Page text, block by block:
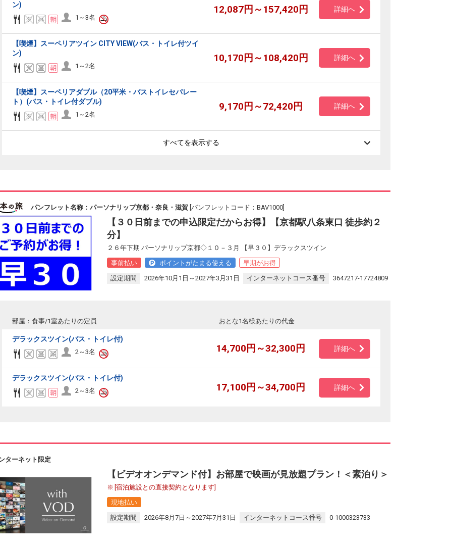
ン)
1～3名
12,087円～157,420円 詳細へ
【喫煙】スーペリアツイン CITY VIEW(バス・トイレ付ツイ
ン)
1～2名
10,170円～108,420円 詳細へ
【喫煙】スーペリアダブル（20平米・バストイレセパレー
ト）(バス・トイレ付ダブル)
1～2名
9,170円～72,420円 詳細へ
すべてを表示する
パンフレット名称：パーソナリップ京都・奈良・滋賀 [パンフレットコード：BAV1000]
【３０日前までの申込限定だからお得】【京都駅八条東口 徒歩約２
分】
２６年下期 パーソナリップ京都◇１０－３月 【早３０】デラックスツイン
事前払い
ポイントがたまる使える
早期がお得
設定期間
2026年10月1日～2027年3月31日 インターネットコース番号 3647217-17724809
部屋：食事/1室あたりの定員 おとな1名様あたりの代金
デラックスツイン(バス・トイレ付)
2～3名 14,700円～32,300円 詳細へ
デラックスツイン(バス・トイレ付)
2～3名 17,100円～34,700円 詳細へ
ターネット限定
【ビデオオンデマンド付】お部屋で映画が見放題プラン！＜素泊り＞
[宿泊施設との直接契約となります]
現地払い
設定期間
2026年8月7日～2027年7月31日 インターネットコース番号 0-1000323733